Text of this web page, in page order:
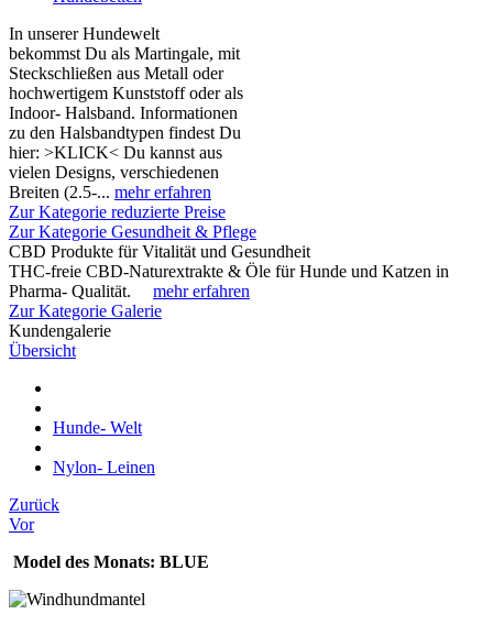
In unserer Hundewelt
bekommst Du als Martingale, mit
Steckschließen aus Metall oder
hochwertigem Kunststoff oder als
Indoor- Halsband. Informationen
zu den Halsbandtypen findest Du
hier: >KLICK< Du kannst aus
vielen Designs, verschiedenen
Breiten (2.5-... mehr erfahren
Zur Kategorie reduzierte Preise
Zur Kategorie Gesundheit & Pflege
CBD Produkte für Vitalität und Gesundheit
THC-freie CBD-Naturextrakte & Öle für Hunde und Katzen in
Pharma- Qualität. mehr erfahren
Zur Kategorie Galerie
Kundengalerie
Übersicht
Hunde- Welt
Nylon- Leinen
Zurück
Vor
Model des Monats: BLUE